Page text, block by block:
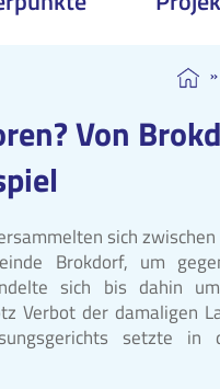
»
Von
sich
Brokdorf, um
sich bis dahin
Verbot der damaligen
setzte